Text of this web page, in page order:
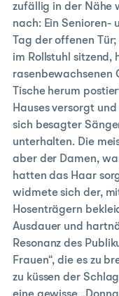
zufällig in der Nähe
nach: Ein Senioren-
Tag der offenen
im Rollstuhl sitzend,
rasenbewachsenen
Tische herum
Hauses versorgt
sich besagter
unterhalten. Die
aber der Damen,
hatten das Haar
widmete sich der,
Hosenträgern
Ausdauer und
Resonanz des
Frauen“, die es zu
zu küssen der